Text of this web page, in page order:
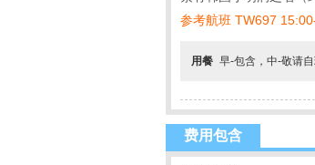
参考航班 TW697
用餐 早-包含，中-敬请
费用包含